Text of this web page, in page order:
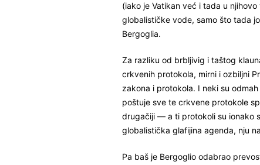
(iako je Vatikan već i tada u
globalističke vode, samo što tada
Bergoglia.
Za razliku od brbljivig i taštog
crkvenih protokola, mirni i ozbiljni
zakona i protokola. I neki su
poštuje sve te crkvene protokole
drugačiji — a ti protokoli su ionako
globalistička glafijina agenda, nju
Pa baš je Bergoglio odabrao